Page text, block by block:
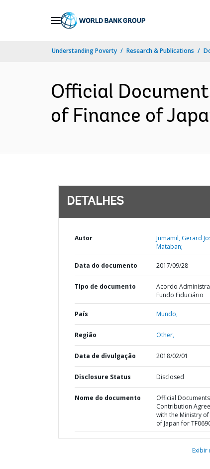
Understanding Poverty Research & Publications
Official
of Finance of
DETALHES
Autor
Jumamil, Gerard
Mataban;
Data do documento 2017/09/28
TIpo de documento
Acordo
Fundo Fiduciário
País Mundo,
Região Other,
Data de divulgação 2018/02/01
Disclosure Status Disclosed
Nome do documento
Official
Contribution
with the Ministry of
of Japan for
Exibir